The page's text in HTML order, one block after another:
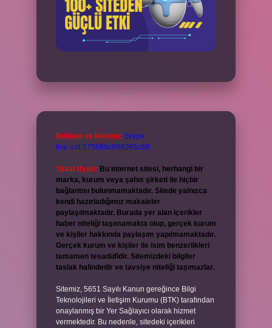
Reklam ve İletişim: Skype:
live:.cid.575569c608265c69
Yasal Uyarı: Bu internet sitesi, herhangi bir
marka, kurum veya şahıs şirketi ile hiçbir
bağlantısı bulunmamaktadır. Sitede yalnızca
kendi hazırladığımız makaleler
paylaşılmaktadır. Burada yer alan içerikler
haber niteliği taşımamakta olup, gerçek kurum
ve kişiler hakkında paylaşım yapılmamaktadır.
Gerçek kurum ve kişiler ile isim benzerlikleri
tamamen tesadüfidir. Sitemizdeki bilgiler
taslak halindedir ve tavsiye niteliği taşımazlar.
Sitemiz, 5651 Sayılı Kanun gereğince Bilgi
Teknolojileri ve İletişim Kurumu (BTK) tarafından
onaylanmış bir Yer Sağlayıcı olarak hizmet
vermektedir. Bu nedenle, sitedeki içerikleri